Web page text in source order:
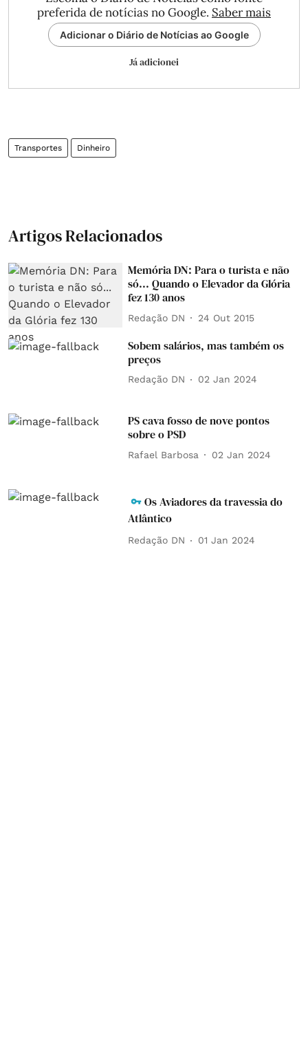
preferida de notícias no Google. Saber mais
Adicionar o Diário de Notícias ao Google
Já adicionei
Transportes Dinheiro
Artigos Relacionados
Memória DN: Para o turista e não
só... Quando o Elevador da Glória
fez 130 anos
Redação DN 24 Out 2015
Sobem salários, mas também os
preços
Redação DN 02 Jan 2024
PS cava fosso de nove pontos
sobre o PSD
Rafael Barbosa 02 Jan 2024
Os Aviadores da travessia do
Atlântico
Redação DN 01 Jan 2024